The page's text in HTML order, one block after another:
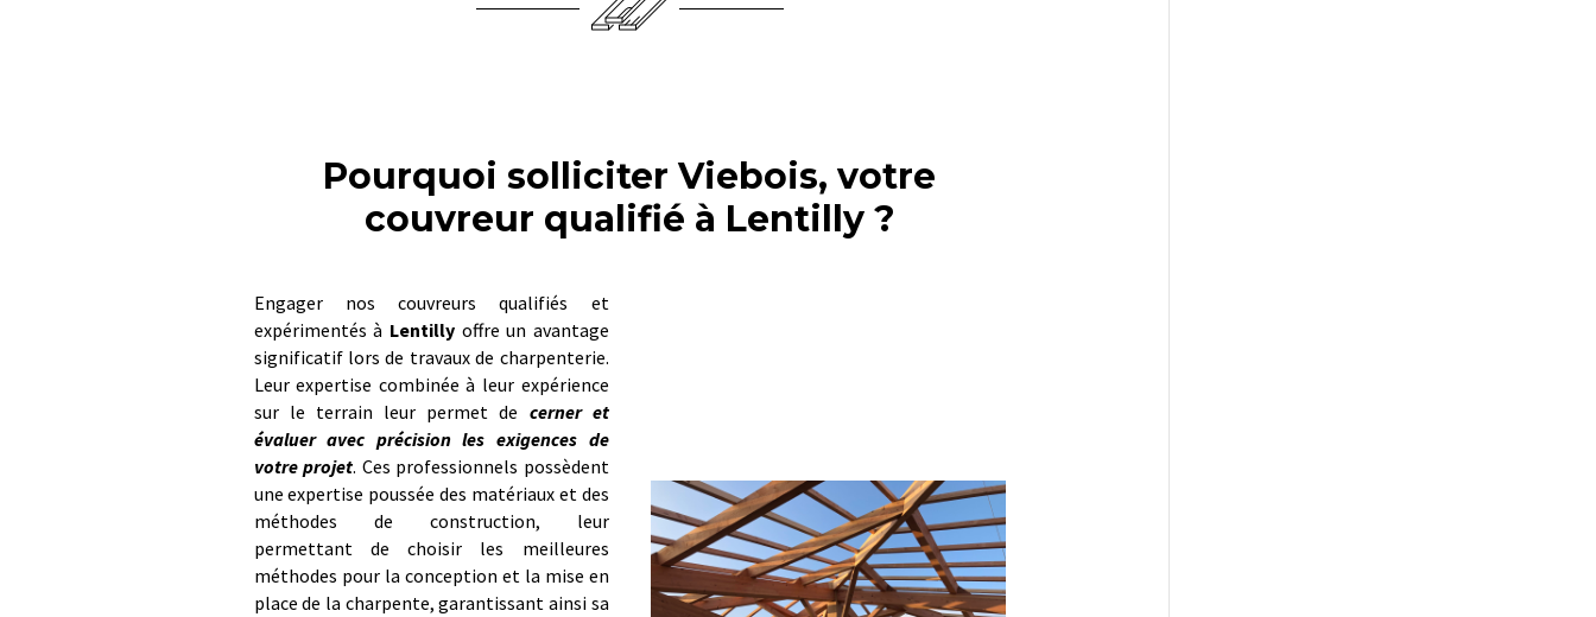
Pourquoi solliciter Viebois, votre
couvreur qualifié à Lentilly ?
Engager nos couvreurs qualifiés et
expérimentés à Lentillyoffre un avantage
significatif lors de travaux de charpenterie.
Leur expertise combinée à leur expérience
sur le terrain leur permet de cerner et
évaluer avec précision les exigences de
votre projet. Ces professionnels possèdent
une expertise poussée des matériaux et des
méthodes de construction, leur
permettant de choisir les meilleures
méthodes pour la conception et la mise en
place de la charpente, garantissant ainsi sa